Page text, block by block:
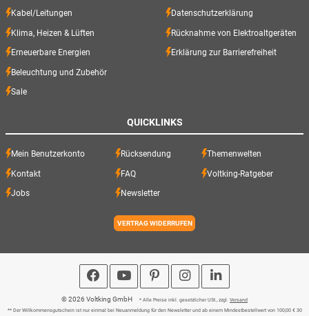
Kabel/Leitungen
Klima, Heizen & Lüften
Erneuerbare Energien
Beleuchtung und Zubehör
Sale
Datenschutzerklärung
Rücknahme von Elektroaltgeräten
Erklärung zur Barrierefreiheit
QUICKLINKS
Mein Benutzerkonto Rücksendung Themenwelten
Kontakt FAQ Voltking-Ratgeber
Jobs Newsletter
VERTRAG WIDERRUFEN
© 2026 Voltking GmbH * Alle Preise inkl. gesetzlicher USt., zzgl. Versand
** Der Willkommensgutschein ist nur einmal bei Neuanmeldung für den Newsletter und ab einem Mindestbestellwert von 100,00 € 30